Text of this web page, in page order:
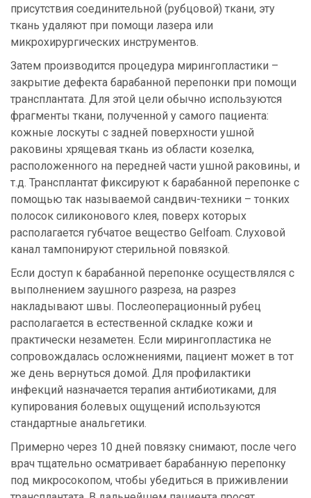
присутствия соединительной (рубцовой) ткани, эту
ткань удаляют при помощи лазера или
микрохирургических инструментов.
Затем производится процедура мирингопластики –
закрытие дефекта барабанной перепонки при помощи
трансплантата. Для этой цели обычно используются
фрагменты ткани, полученной у самого пациента:
кожные лоскуты с задней поверхности ушной
раковины хрящевая ткань из области козелка,
расположенного на передней части ушной раковины, и
т.д. Трансплантат фиксируют к барабанной перепонке с
помощью так называемой сандвич-техники – тонких
полосок силиконового клея, поверх которых
располагается губчатое вещество Gelfoam. Слуховой
канал тампонируют стерильной повязкой.
Если доступ к барабанной перепонке осуществлялся с
выполнением заушного разреза, на разрез
накладывают швы. Послеоперационный рубец
располагается в естественной складке кожи и
практически незаметен. Если мирингопластика не
сопровождалась осложнениями, пациент может в тот
же день вернуться домой. Для профилактики
инфекций назначается терапия антибиотиками, для
купирования болевых ощущений используются
стандартные анальгетики.
Примерно через 10 дней повязку снимают, после чего
врач тщательно осматривает барабанную перепонку
под микросокопом, чтобы убедиться в приживлении